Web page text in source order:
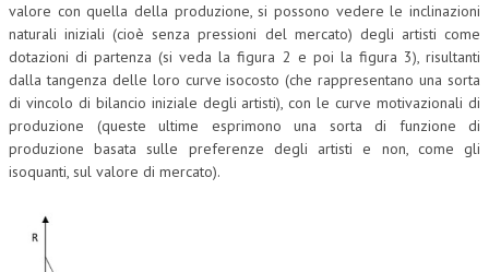
valore con quella della produzione, si possono vedere le inclinazioni
naturali iniziali (cioè senza pressioni del mercato) degli artisti come
dotazioni di partenza (si veda la figura 2 e poi la figura 3), risultanti
dalla tangenza delle loro curve isocosto (che rappresentano una sorta
di vincolo di bilancio iniziale degli artisti), con le curve motivazionali di
produzione (queste ultime esprimono una sorta di funzione di
produzione basata sulle preferenze degli artisti e non, come gli
isoquanti, sul valore di mercato).